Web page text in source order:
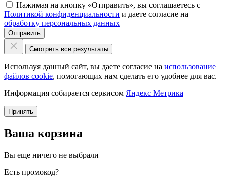
Нажимая на кнопку «Отправить», вы соглашаетесь с
Политикой конфиденциальности и даете согласие на
обработку персональных данных
Отправить
Смотреть все результаты
Используя данный сайт, вы даете согласие на использование
файлов cookie, помогающих нам сделать его удобнее для вас.
Информация собирается сервисом Яндекс Метрика
Принять
Ваша корзина
Вы еще ничего не выбрали
Есть промокод?